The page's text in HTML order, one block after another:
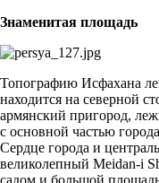
Знаменитая площадь
Топографию Исфахана
находится на северной
армянский пригород,
с основной частью
Сердце города и
великолепный Meidan-i
садом и большой